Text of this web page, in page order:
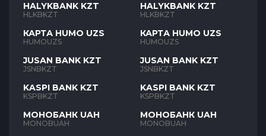
HALYKBANK KZT
HLKBKZT
КАРТА HUMO UZS
HUMOUZS
JUSAN BANK KZT
JSNBKZT
KASPI BANK KZT
KSPBKZT
МОНОБАНК UAH
MONOBUAH
HALYKBANK KZT
HLKBKZT
КАРТА HUMO UZS
HUMOUZS
JUSAN BANK KZT
JSNBKZT
KASPI BANK KZT
KSPBKZT
МОНОБАНК UAH
MONOBUAH